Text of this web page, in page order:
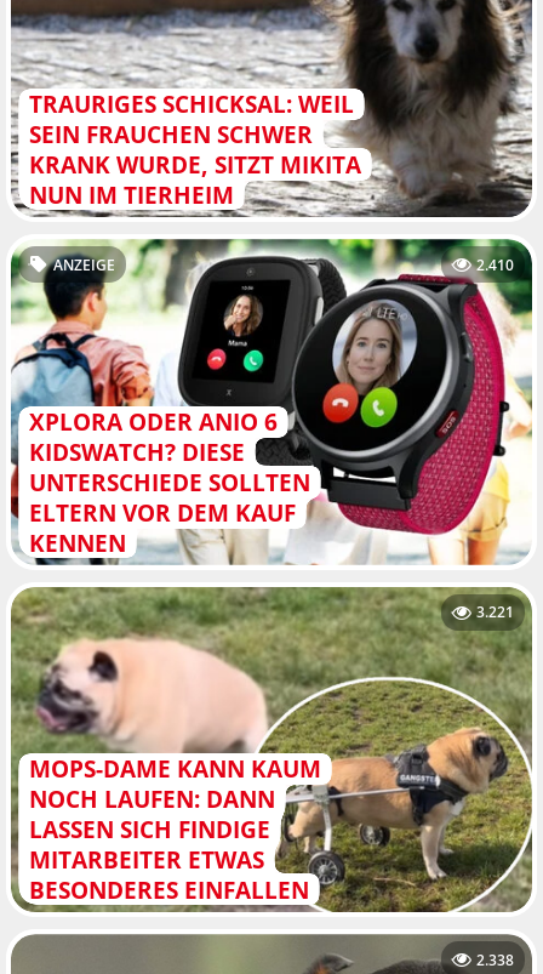
TRAURIGES SCHICKSAL: WEIL
SEIN FRAUCHEN SCHWER
KRANK WURDE, SITZT MIKITA
NUN IM TIERHEIM
XPLORA ODER ANIO 6
KIDSWATCH? DIESE
UNTERSCHIEDE SOLLTEN
ELTERN VOR DEM KAUF
KENNEN
ANZEIGE 2.410
MOPS-DAME KANN KAUM
NOCH LAUFEN: DANN
LASSEN SICH FINDIGE
MITARBEITER ETWAS
BESONDERES EINFALLEN
3.221
2.338